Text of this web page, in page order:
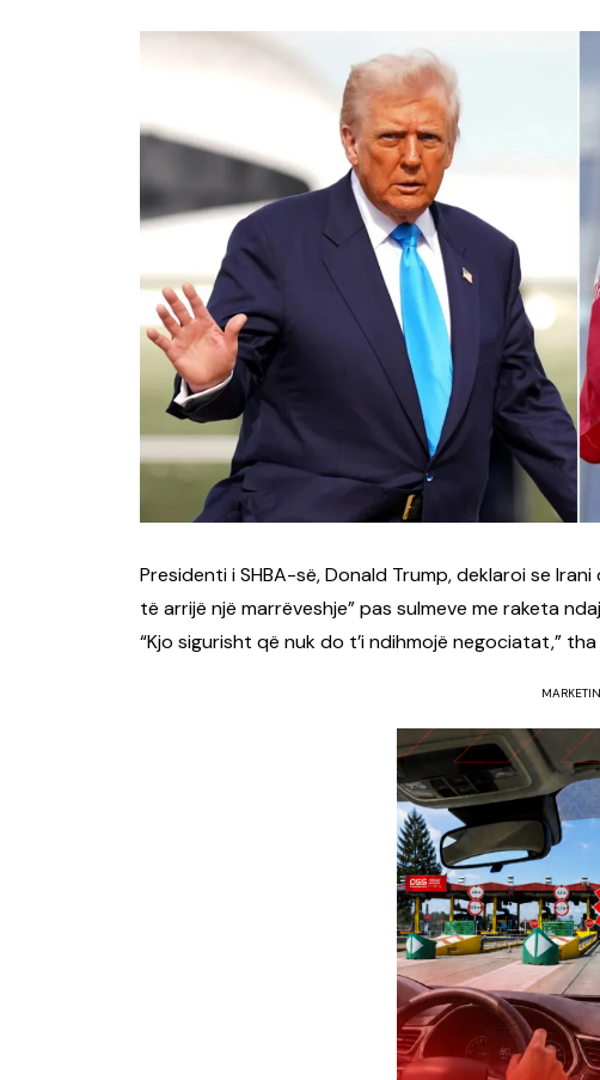
Presidenti i SHBA-së, Donald Trump, deklaroi se
të arrijë një marrëveshje” pas sulmeve me raketa
“Kjo sigurisht që nuk do t’i ndihmojë negociatat,”